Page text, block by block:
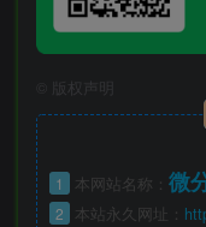
版权声明
1 本网站名称： 微
2 本站永久网址：